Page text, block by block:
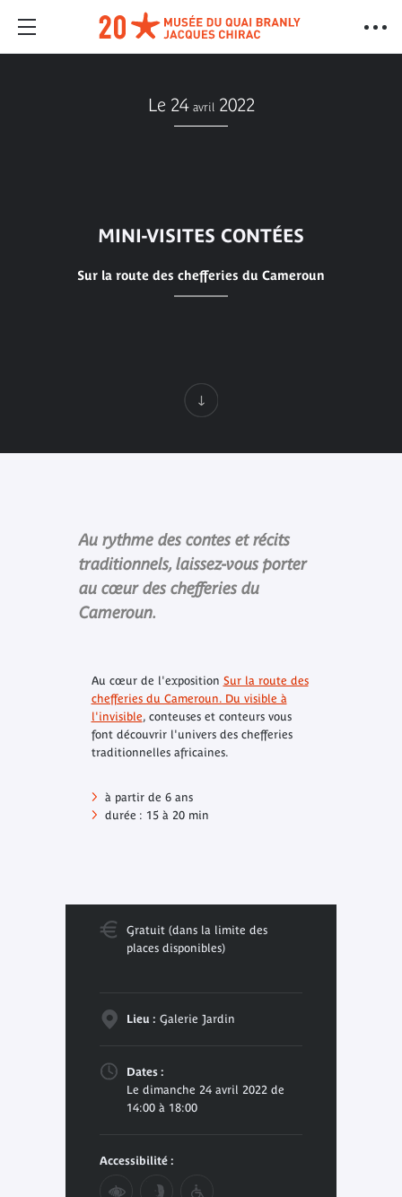
Le 24 avril 2022
MINI-VISITES CONTÉES
Sur la route des chefferies du Cameroun
Au rythme des contes et récits
traditionnels, laissez-vous porter
au cœur des chefferies du
Cameroun.
Au cœur de l'exposition Sur la route des
chefferies du Cameroun. Du visible à
l'invisible, conteuses et conteurs vous
font découvrir l'univers des chefferies
traditionnelles africaines.
à partir de 6 ans
durée : 15 à 20 min
Gratuit (dans la limite des
places disponibles)
Lieu : Galerie Jardin
Dates :
Le dimanche 24 avril 2022 de
14:00 à 18:00
Accessibilité :